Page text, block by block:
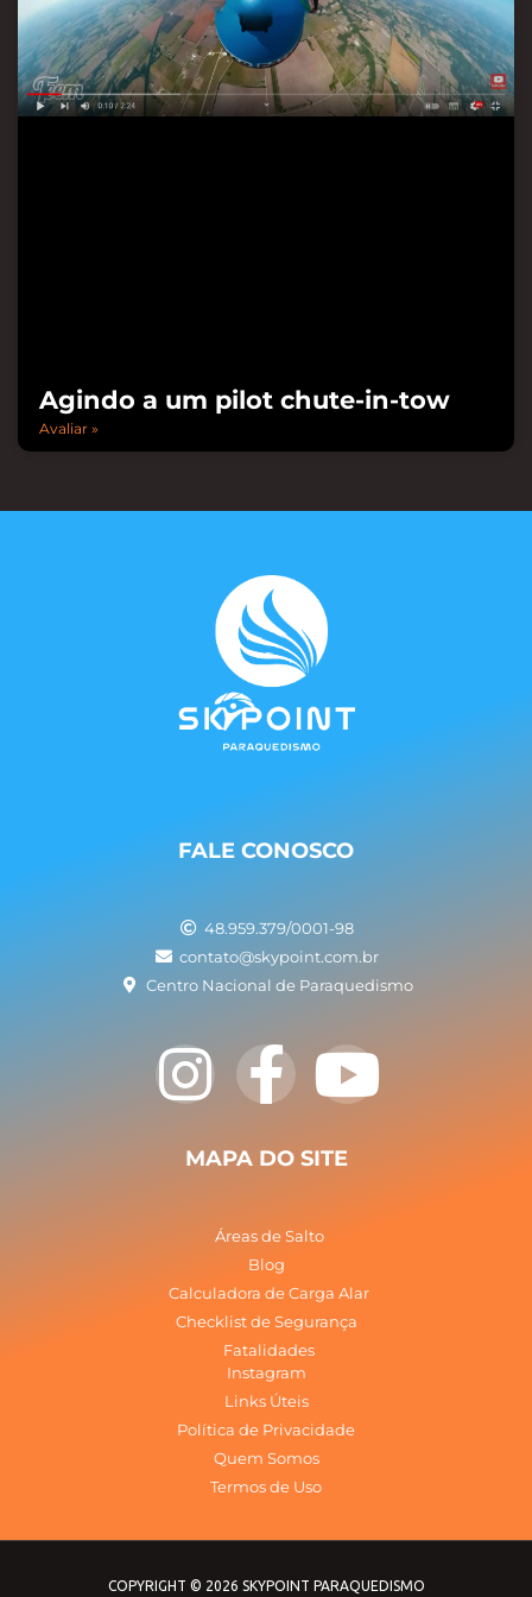
Agindo a um pilot chute-in-tow
Avaliar »
FALE CONOSCO
48.959.379/0001-98
contato@skypoint.com.br
Centro Nacional de Paraquedismo
I
n
s
a
g
r
a
m
F
a
c
e
b
o
o
k
-
Y
o
u
u
b
MAPA DO SITE
Áreas de Salto
Blog
Calculadora de Carga Alar
Checklist de Segurança
Fatalidades
Instagram
Links Úteis
Política de Privacidade
Quem Somos
Termos de Uso
COPYRIGHT © 2026 SKYPOINT PARAQUEDISMO